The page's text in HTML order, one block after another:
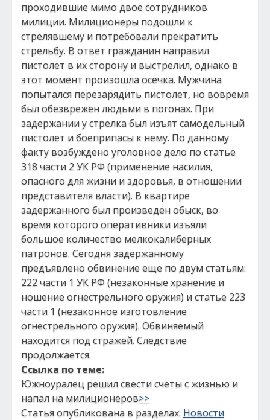
проходившие мимо двое сотрудников
милиции. Милиционеры подошли к
стрелявшему и потребовали прекратить
стрельбу. В ответ гражданин направил
пистолет в их сторону и выстрелил, однако в
этот момент произошла осечка. Мужчина
попытался перезарядить пистолет, но вовремя
был обезврежен людьми в погонах. При
задержании у стрелка был изъят самодельный
пистолет и боеприпасы к нему. По данному
факту возбуждено уголовное дело по статье
318 части 2 УК РФ (применение насилия,
опасного для жизни и здоровья, в отношении
представителя власти). В квартире
задержанного был произведен обыск, во
время которого оперативники изъяли
большое количество мелкокалиберных
патронов. Сегодня задержанному
предъявлено обвинение еще по двум статьям:
222 части 1 УК РФ (незаконные хранение и
ношение огнестрельного оружия) и статье 223
части 1 (незаконное изготовление
огнестрельного оружия). Обвиняемый
находится под стражей. Следствие
продолжается.
Ccылка по теме:
Южноуралец решил свести счеты с жизнью и
напал на милиционеров>>
Статья опубликована в разделах: Новости